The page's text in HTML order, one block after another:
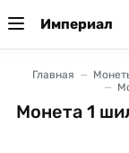
Империал
Главная
Монета 1